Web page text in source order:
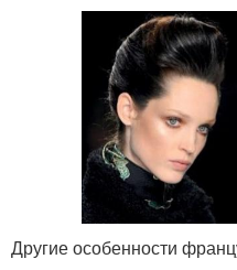
Другие особенности